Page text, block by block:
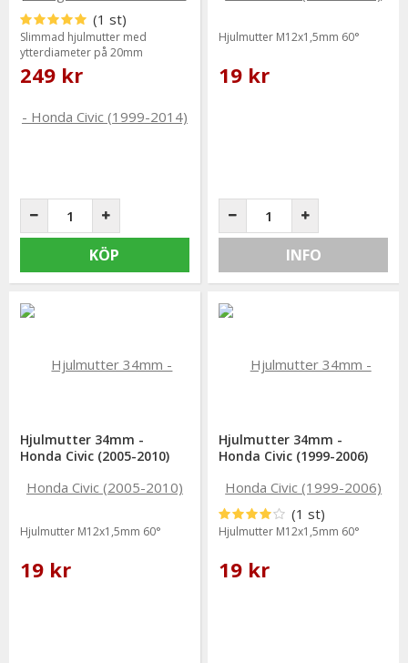
(1 st)
Slimmad hjulmutter med
ytterdiameter på 20mm
249 kr
KÖP
Hjulmutter M12x1,5mm 60°
19 kr
INFO
Hjulmutter 34mm -
Honda Civic (2005-2010)
Hjulmutter M12x1,5mm 60°
19 kr
Hjulmutter 34mm -
Honda Civic (1999-2006)
(1 st)
Hjulmutter M12x1,5mm 60°
19 kr